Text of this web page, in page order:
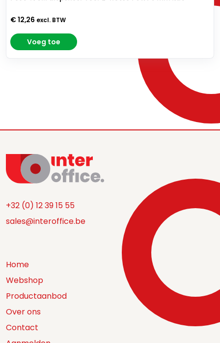
€ 12,26 excl. BTW
Voeg toe
+32 (0) 12 39 15 55
sales@interoffice.be
Home
Webshop
Productaanbod
Over ons
Contact